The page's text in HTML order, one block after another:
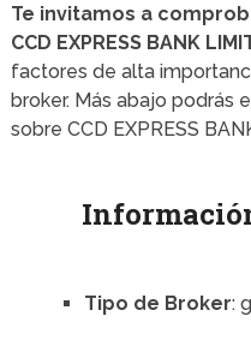
Te invitamos a
CCD EXPRESS BANK
factores de alta
broker. Más abajo podrás
sobre CCD EXPRESS
Tipo de Broker: